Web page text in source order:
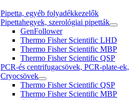
Pipetta, egyéb folyadékkezelők
Pipettahegyek, szerológiai pipetták
GenFollower
Thermo Fisher Scientific LHD
Thermo Fisher Scientific MBP
Thermo Fisher Scientific QSP
PCR-és centrifugacsövek, PCR-plate-ek,
Cryocsövek
Thermo Fisher Scientific QSP
Thermo Fisher Scientific MBP